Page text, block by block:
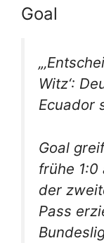
Goal
Witz‘:
Ecuador
Goal
frühe 1:0
der
Pass